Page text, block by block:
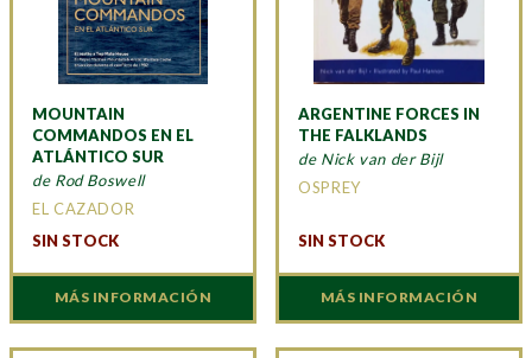
MOUNTAIN
COMMANDOS EN EL
ATLÁNTICO SUR
de Rod Boswell
EL CAZADOR
SIN STOCK
MÁS INFORMACIÓN
ARGENTINE FORCES IN
THE FALKLANDS
de Nick van der Bijl
OSPREY
SIN STOCK
MÁS INFORMACIÓN